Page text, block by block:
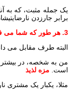
یک جمله مثبت، که به
برابر جارزدن
3. هر طور که شما می فرمایید، ما در خدمتیم.
البته طرف مقابل می
من به شخصه، در بیشتر
است. مزه لذیذ
مثلا، یکبار یک مشتری ناراضی در پاسخ به جمله بالا، پیشنهاد داد